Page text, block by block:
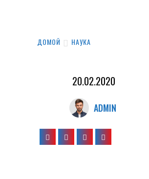
ДОМОЙ НАУКА
20.02.2020
ADMIN